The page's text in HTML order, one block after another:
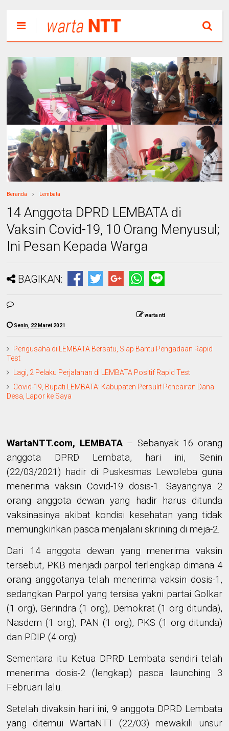
Beranda Lembata
14 Anggota DPRD LEMBATA di
Vaksin Covid-19, 10 Orang Menyusul;
Ini Pesan Kepada Warga
BAGIKAN:
warta ntt
Senin, 22 Maret 2021
Pengusaha di LEMBATA Bersatu, Siap Bantu Pengadaan Rapid
Test
Lagi, 2 Pelaku Perjalanan di LEMBATA Positif Rapid Test
Covid-19, Bupati LEMBATA: Kabupaten Persulit Pencairan Dana
Desa, Lapor ke Saya
WartaNTT.com, LEMBATA– Sebanyak 16 orang
anggota DPRD Lembata, hari ini, Senin
(22/03/2021) hadir di Puskesmas Lewoleba guna
menerima vaksin Covid-19 dosis-1. Sayangnya 2
orang anggota dewan yang hadir harus ditunda
vaksinasinya akibat kondisi kesehatan yang tidak
memungkinkan pasca menjalani skrining di meja-2.
Dari 14 anggota dewan yang menerima vaksin
tersebut, PKB menjadi parpol terlengkap dimana 4
orang anggotanya telah menerima vaksin dosis-1,
sedangkan Parpol yang tersisa yakni partai Golkar
(1 org), Gerindra (1 org), Demokrat (1 org ditunda),
Nasdem (1 org), PAN (1 org), PKS (1 org ditunda)
dan PDIP (4 org).
Sementara itu Ketua DPRD Lembata sendiri telah
menerima dosis-2 (lengkap) pasca launching 3
Februari lalu.
Setelah divaksin hari ini, 9 anggota DPRD Lembata
yang ditemui WartaNTT (22/03) mewakili unsur